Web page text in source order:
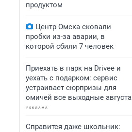
продуктом
Центр Омска сковали
пробки из-за аварии, в
которой сбили 7 человек
Приехать в парк на Drivee и
уехать с подарком: сервис
устраивает сюрпризы для
омичей все выходные августа
Справится даже школьник: